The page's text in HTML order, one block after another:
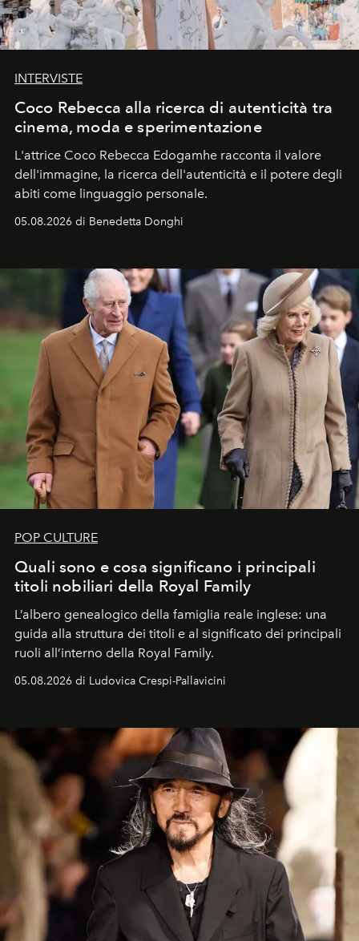
INTERVISTE
Coco Rebecca alla ricerca di autenticità tra
cinema, moda e sperimentazione
L'attrice Coco Rebecca Edogamhe racconta il valore
dell'immagine, la ricerca dell'autenticità e il potere degli
abiti come linguaggio personale.
05.08.2026 di Benedetta Donghi
POP CULTURE
Quali sono e cosa significano i principali
titoli nobiliari della Royal Family
L’albero genealogico della famiglia reale inglese: una
guida alla struttura dei titoli e al significato dei principali
ruoli all’interno della Royal Family.
05.08.2026 di Ludovica Crespi-Pallavicini